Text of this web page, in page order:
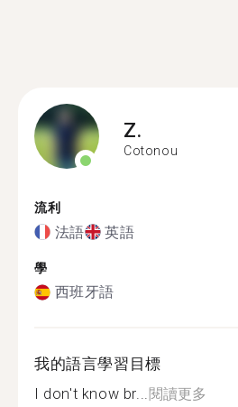
Z.
Cotonou
流利
法語 英語
學
西班牙語
我的語言學習目標
I don't know br...閱讀更多